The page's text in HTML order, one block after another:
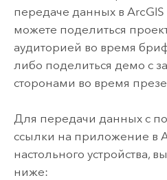
передаче данных в ArcGIS
можете поделиться
аудиторией во время
либо поделиться демо с
сторонами во время
Для передачи данных с
ссылки на приложение в
настольного устройства,
ниже: